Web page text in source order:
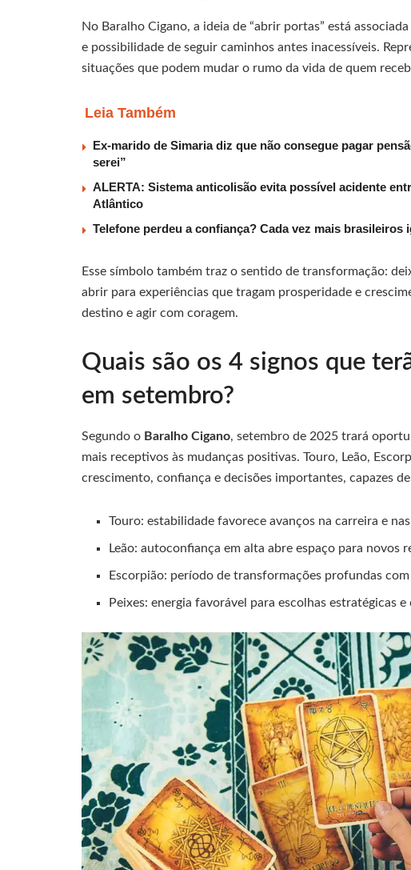
No Baralho Cigano, a ideia de “abrir portas” está
e possibilidade de seguir caminhos antes inacessíveis.
situações que podem mudar o rumo da vida de quem
Leia Também
Ex-marido de Simaria diz que não consegue pagar
serei”
ALERTA: Sistema anticolisão evita possível acidente
Atlântico
Telefone perdeu a confiança? Cada vez mais
Esse símbolo também traz o sentido de transformação:
abrir para experiências que tragam prosperidade e
destino e agir com coragem.
Quais são os 4 signos que
em setembro?
Segundo o Baralho Cigano, setembro de 2025 trará
mais receptivos às mudanças positivas. Touro, Leão,
crescimento, confiança e decisões importantes, capazes
Touro: estabilidade favorece avanços na carreira e
Leão: autoconfiança em alta abre espaço para novos
Escorpião: período de transformações profundas
Peixes: energia favorável para escolhas estratégicas